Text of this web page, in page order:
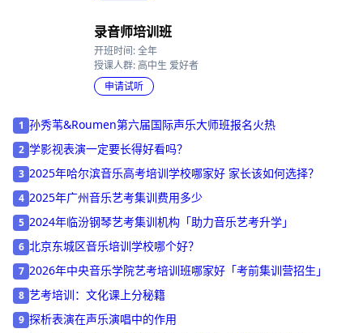
录音师培训班
开班时间: 全年
授课人群: 高中生 爱好者
1 孙秀苇&Roumen第六届国际声乐大师班报名火热
2 学影视表演一定要长得好看吗？
3 2025年哈尔滨音乐高考培训学校哪家好 家长该如何选择？
4 2025年广州音乐艺考集训费用多少
5 2024年临汾钢琴艺考集训机构「助力音乐艺考升学」
6 北京东城区音乐培训学校哪个好？
7 2026年中央音乐学院艺考培训班哪家好「考前集训营招生」
8 艺考培训：文化课上分秘籍